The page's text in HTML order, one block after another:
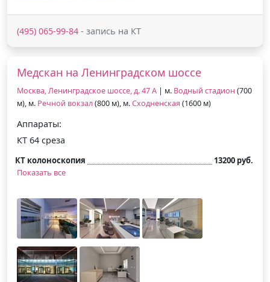
(495) 065-99-84 - запись на КТ
Медскан на Ленинградском шоссе
Москва, Ленинградское шоссе, д. 47 А | м. Водный стадион (700
м), м. Речной вокзал(800 м), м.Сходненская (1600 м)
Аппараты:
КТ 64 среза
КТ колоноскопия
13200 руб.
Показать все